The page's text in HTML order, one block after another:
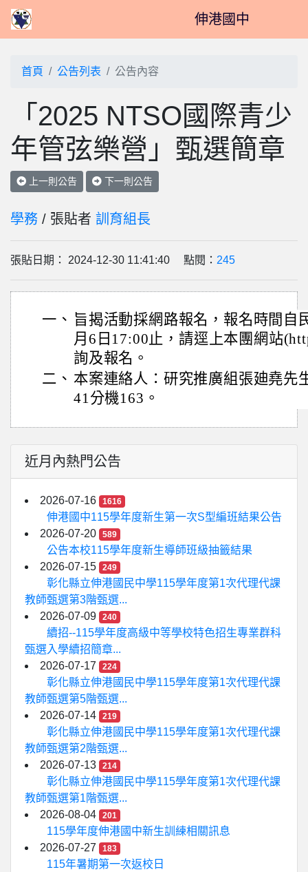
伸港國中
首頁 公告列表 公告內容
「2025 NTSO國際青少
年管弦樂營」甄選簡章
上一則公告 下一則公告
學務 / 張貼者 訓育組長
張貼日期： 2024-12-30 11:41:40 點閱： 245
一、 旨揭活動採網路報名，報名時間自
月6日17:00止，請逕上本團網站
詢及報名。
二、 本案連絡人：研究推廣組張廸堯先
41分機163。
近月內熱門公告
2026-07-16 1616
伸港國中115學年度新生第一次S型編班結果公告
2026-07-20
589
公告本校115學年度新生導師班級抽籤結果
2026-07-15
249
彰化縣立伸港國民中學115學年度第1次代理代課
教師甄選第3階甄選...
2026-07-09
240
續招--115學年度高級中等學校特色招生專業群科
甄選入學續招簡章...
2026-07-17
224
彰化縣立伸港國民中學115學年度第1次代理代課
教師甄選第5階甄選...
2026-07-14
219
彰化縣立伸港國民中學115學年度第1次代理代課
教師甄選第2階甄選...
2026-07-13
214
彰化縣立伸港國民中學115學年度第1次代理代課
教師甄選第1階甄選...
2026-08-04
201
115學年度伸港國中新生訓練相關訊息
2026-07-27
183
115年暑期第一次返校日